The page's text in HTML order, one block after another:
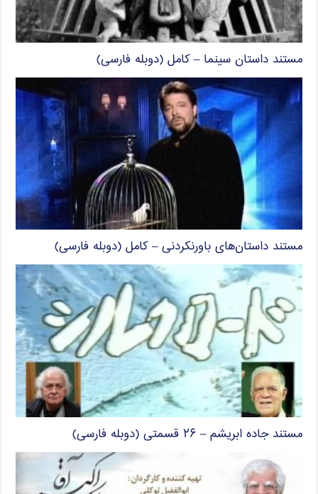
مستند داستان سینما – کامل (دوبله فارسی)
مستند داستان‌های باورنکردنی – کامل (دوبله فارسی)
مستند جاده ابریشم – ۲۶ قسمتی (دوبله فارسی)